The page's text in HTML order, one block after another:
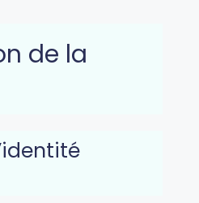
de la